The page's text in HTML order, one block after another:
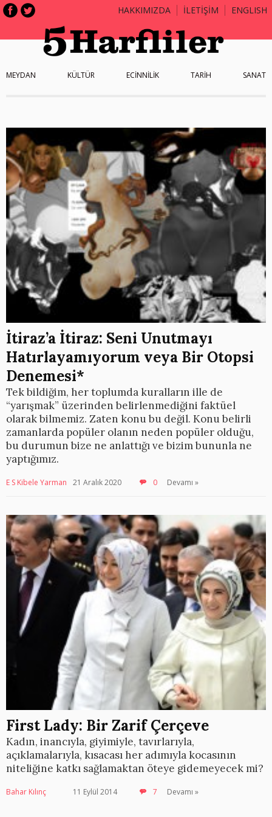
HAKKIMIZDA İLETİŞİM ENGLISH
MEYDAN KÜLTÜR ECİNNİLİK TARİH SANAT
İtiraz’a İtiraz: Seni Unutmayı
Hatırlayamıyorum veya Bir Otopsi
Denemesi*
Tek bildiğim, her toplumda kuralların ille de
“yarışmak” üzerinden belirlenmediğini faktüel
olarak bilmemiz. Zaten konu bu değil. Konu belirli
zamanlarda popüler olanın neden popüler olduğu,
bu durumun bize ne anlattığı ve bizim bununla ne
yaptığımız.
E S Kibele Yarman 21 Aralık 2020 0 Devamı »
First Lady: Bir Zarif Çerçeve
Kadın, inancıyla, giyimiyle, tavırlarıyla,
açıklamalarıyla, kısacası her adımıyla kocasının
niteliğine katkı sağlamaktan öteye gidemeyecek mi?
Bahar Kılınç 11 Eylül 2014 7 Devamı »